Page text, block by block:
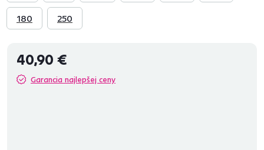
180 250
40,90 €
Garancia najlepšej ceny